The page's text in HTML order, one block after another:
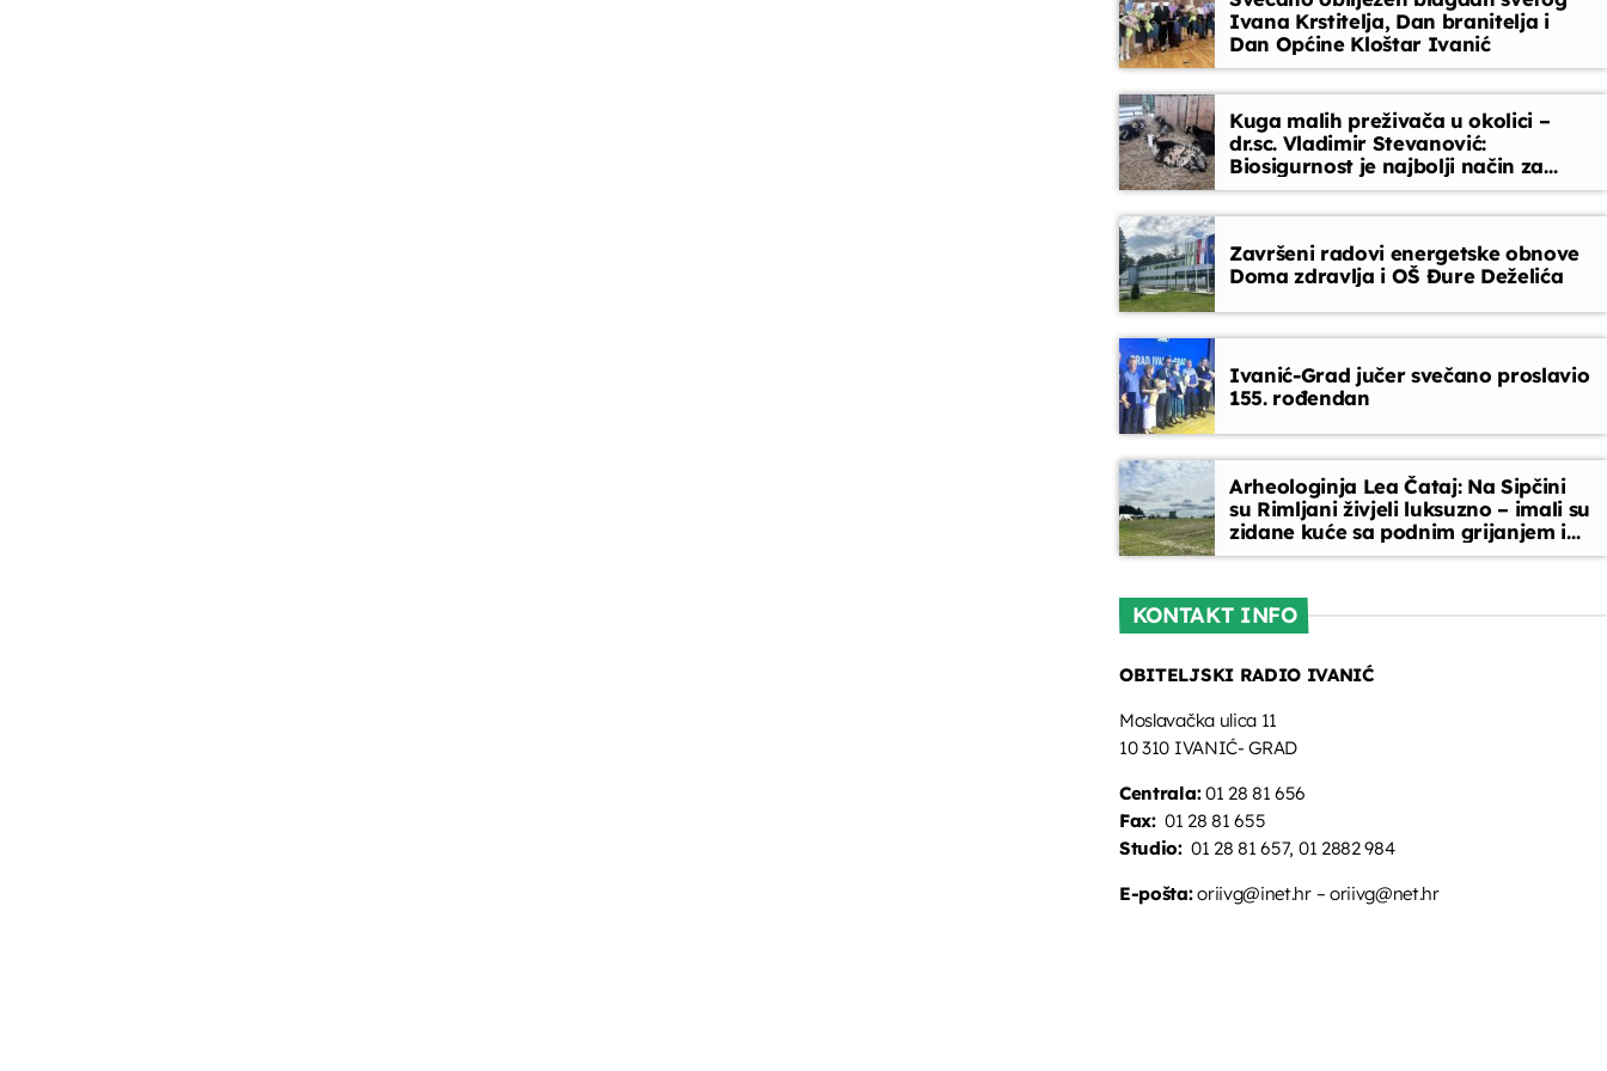
Glazbeni blok
kojoj je srce uvijek na prvom mjestu.
Ivana Krstitelja, Dan branitelja i
Dan Općine Kloštar Ivanić
Kuga malih preživača u okolici –
dr.sc. Vladimir Stevanović:
Biosigurnost je najbolji način za
sprječavanje ulaska bolesti
Završeni radovi energetske obnove
Doma zdravlja i OŠ Đure Deželića
Ivanić-Grad jučer svečano proslavio
155. rođendan
Arheologinja Lea Čataj: Na Sipčini
su Rimljani živjeli luksuzno – imali su
zidane kuće sa podnim grijanjem i
oslikanim zidovima
KONTAKT INFO
OBITELJSKI RADIO IVANIĆ
Moslavačka ulica 11
10 310 IVANIĆ- GRAD
Centrala:01 28 81 656
Fax:01 28 81 655
Studio:01 28 81 657, 01 2882 984
E-pošta:oriivg@inet.hr – oriivg@net.hr